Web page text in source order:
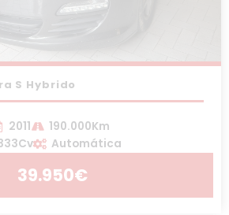
S Hybrido
2011
190.000Km
Automática
39.950€